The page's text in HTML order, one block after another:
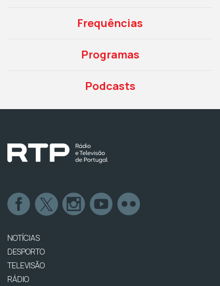
Frequências
Programas
Podcasts
NOTÍCIAS
DESPORTO
TELEVISÃO
RÁDIO